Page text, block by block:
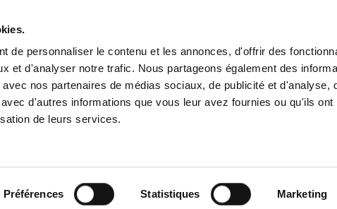
de personnaliser le contenu et les annonces, d'offrir des
et d'analyser notre trafic. Nous partageons également des
nos partenaires de médias sociaux, de publicité et d'analyse,
d'autres informations que vous leur avez fournies ou qu'ils ont
de leurs services.
Préférences Statistiques Marketing
CULTURE ÉCONOMIE ASSOCIATIONS-SPORTS ENFANCE-